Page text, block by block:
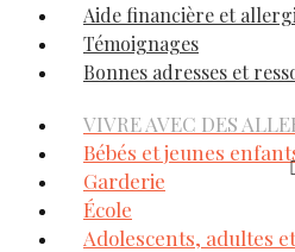
Aide financière et
Témoignages
Bonnes adresses et
VIVRE AVEC DES
Bébés et jeunes
Garderie
École
Adolescents, adultes